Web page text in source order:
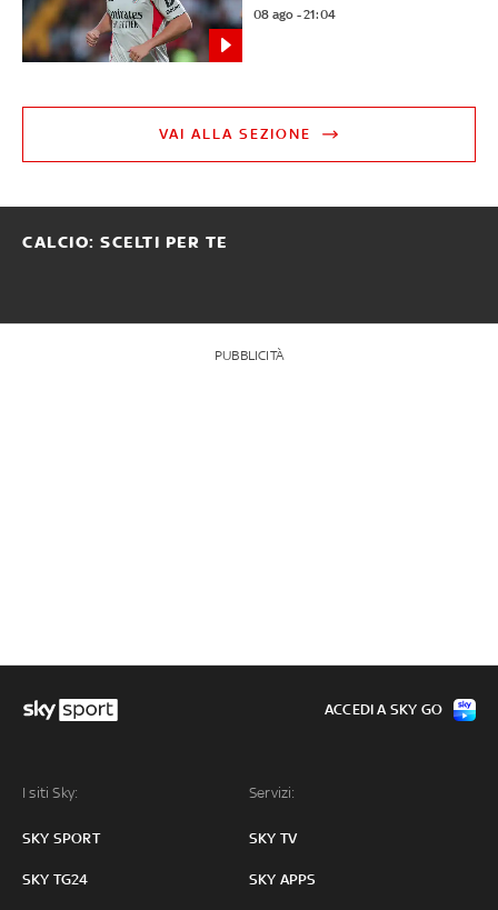
08 ago - 21:04
VAI ALLA SEZIONE
CALCIO: SCELTI PER TE
PUBBLICITÀ
I siti Sky:
SKY SPORT
SKY TG24
Servizi:
SKY TV
SKY APPS
ACCEDI A SKY GO